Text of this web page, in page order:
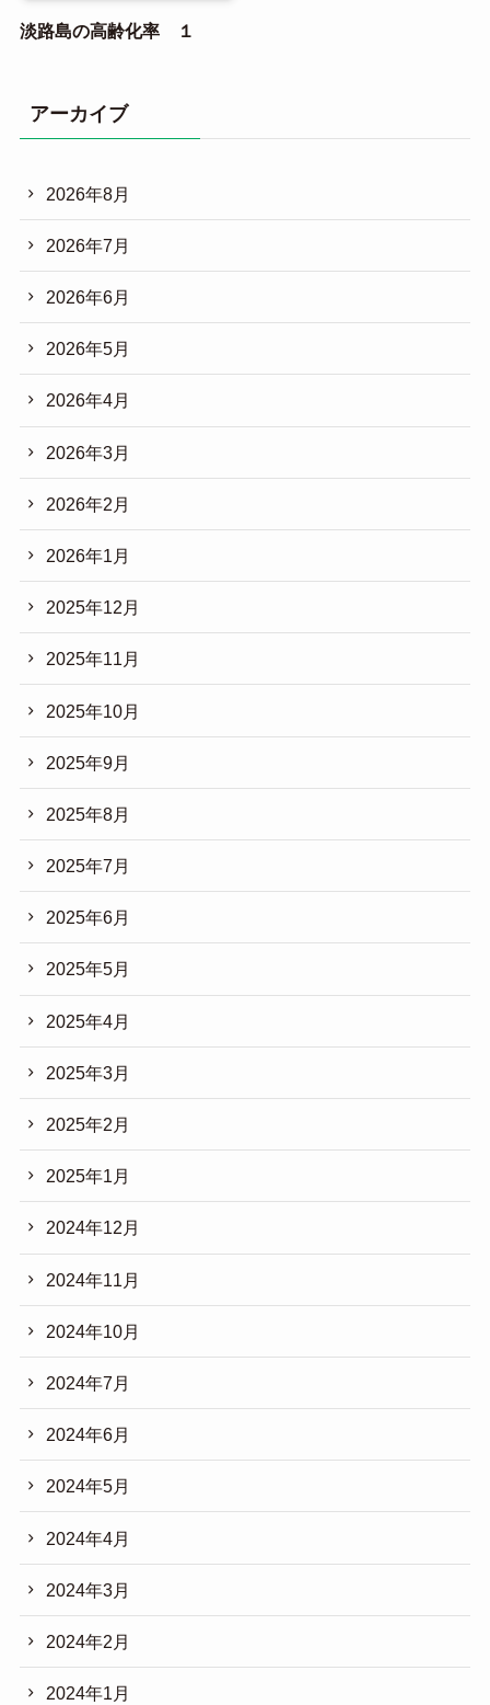
淡路島の高齢化率 １
アーカイブ
2026年8月
2026年7月
2026年6月
2026年5月
2026年4月
2026年3月
2026年2月
2026年1月
2025年12月
2025年11月
2025年10月
2025年9月
2025年8月
2025年7月
2025年6月
2025年5月
2025年4月
2025年3月
2025年2月
2025年1月
2024年12月
2024年11月
2024年10月
2024年7月
2024年6月
2024年5月
2024年4月
2024年3月
2024年2月
2024年1月